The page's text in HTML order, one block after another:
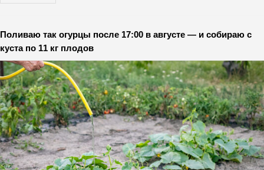
Поливаю так огурцы после 17:00 в августе — и собираю с
куста по 11 кг плодов